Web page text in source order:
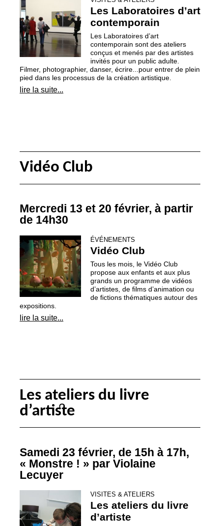
Les Laboratoires d’art
contemporain
Les Laboratoires d’art
contemporain sont des ateliers
conçus et menés par des artistes
invités pour un public adulte.
Filmer, photographier, danser, écrire...pour entrer de plein
pied dans les processus de la création artistique.
lire la suite...
Vidéo Club
Mercredi 13 et 20 février, à partir
de 14h30
ÉVÉNEMENTS
Vidéo Club
Tous les mois, le Vidéo Club
propose aux enfants et aux plus
grands un programme de vidéos
d’artistes, de films d’animation ou
de fictions thématiques autour des
expositions.
lire la suite...
Les ateliers du livre
d’artiste
Samedi 23 février, de 15h à 17h,
« Monstre ! » par Violaine
Lecuyer
VISITES & ATELIERS
Les ateliers du livre
d’artiste